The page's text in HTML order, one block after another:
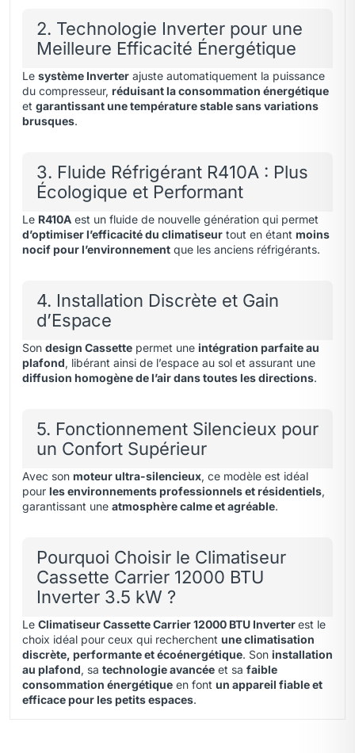
2. Technologie Inverter pour une
Meilleure Efficacité Énergétique
Le système Inverter ajuste automatiquement la puissance
du compresseur, réduisant la consommation énergétique
et garantissant une température stable sans variations
brusques.
3. Fluide Réfrigérant R410A : Plus
Écologique et Performant
Le R410A est un fluide de nouvelle génération qui permet
d’optimiser l’efficacité du climatiseur tout en étant moins
nocif pour l’environnement que les anciens réfrigérants.
4. Installation Discrète et Gain
d’Espace
Son design Cassette permet une intégration parfaite au
plafond, libérant ainsi de l’espace au sol et assurant une
diffusion homogène de l’air dans toutes les directions.
5. Fonctionnement Silencieux pour
un Confort Supérieur
Avec son moteur ultra-silencieux, ce modèle est idéal
pour les environnements professionnels et résidentiels,
garantissant une atmosphère calme et agréable.
Pourquoi Choisir le Climatiseur
Cassette Carrier 12000 BTU
Inverter 3.5 kW ?
Le Climatiseur Cassette Carrier 12000 BTU Inverterest le
choix idéal pour ceux qui recherchent une climatisation
discrète, performante et écoénergétique. Son installation
au plafond, sa technologie avancée et sa faible
consommation énergétique en font un appareil fiable et
efficace pour les petits espaces.